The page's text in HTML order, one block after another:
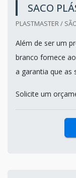
SACO
PLASTMASTER /
Além de ser um
branco fornece
a garantia que as
Solicite um